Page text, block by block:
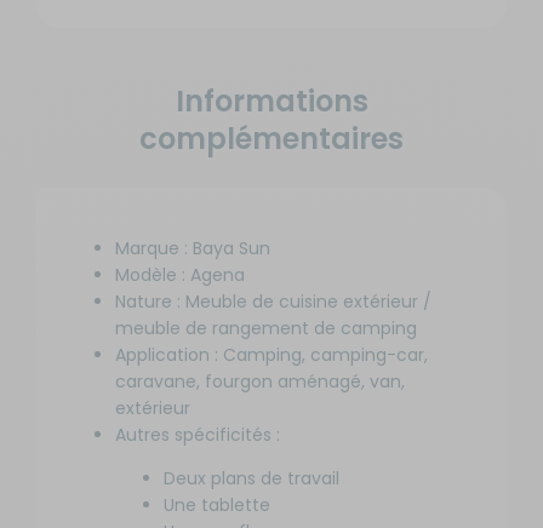
Informations
complémentaires
Marque : Baya Sun
Modèle : Agena
Nature : Meuble de cuisine extérieur /
meuble de rangement de camping
Application : Camping, camping-car,
caravane, fourgon aménagé, van,
extérieur
Autres spécificités :
Deux plans de travail
Une tablette